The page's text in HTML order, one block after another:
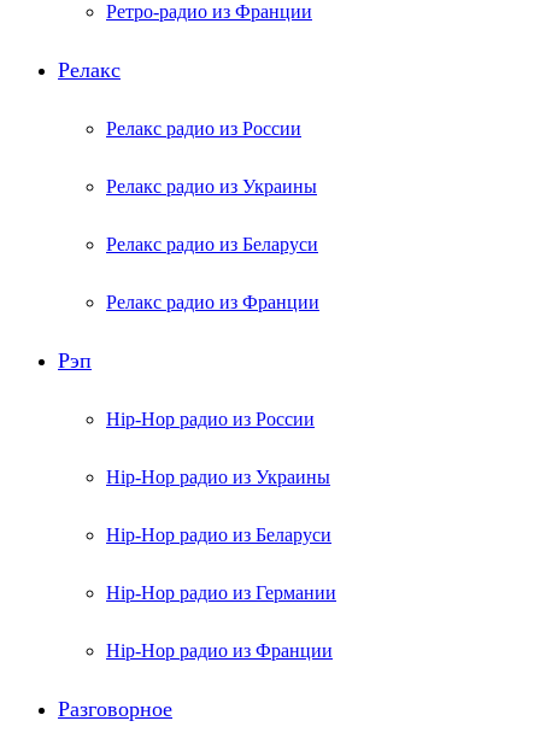
Ретро-радио из Франции
Релакс
Релакс радио из России
Релакс радио из Украины
Релакс радио из Беларуси
Релакс радио из Франции
Рэп
Hip-Hop радио из России
Hip-Hop радио из Украины
Hip-Hop радио из Беларуси
Hip-Hop радио из Германии
Hip-Hop радио из Франции
Разговорное